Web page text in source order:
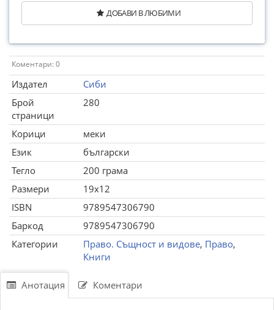
ДОБАВИ В ЛЮБИМИ
Коментари: 0
Издател
Сиби
Брой
страници
280
Корици
меки
Език
български
Тегло
200 грама
Размери
19x12
ISBN
9789547306790
Баркод
9789547306790
Категории
Право. Същност и видове, Право,
Книги
Анотация Коментари